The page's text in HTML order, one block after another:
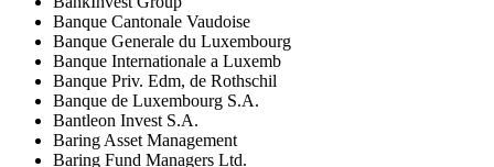
Banque Cantonale Vaudoise
Banque Generale du Luxembourg
Banque Internationale a Luxemb
Banque Priv. Edm, de Rothschil
Banque de Luxembourg S.A.
Bantleon Invest S.A.
Baring Asset Management
Baring Fund Managers Ltd.